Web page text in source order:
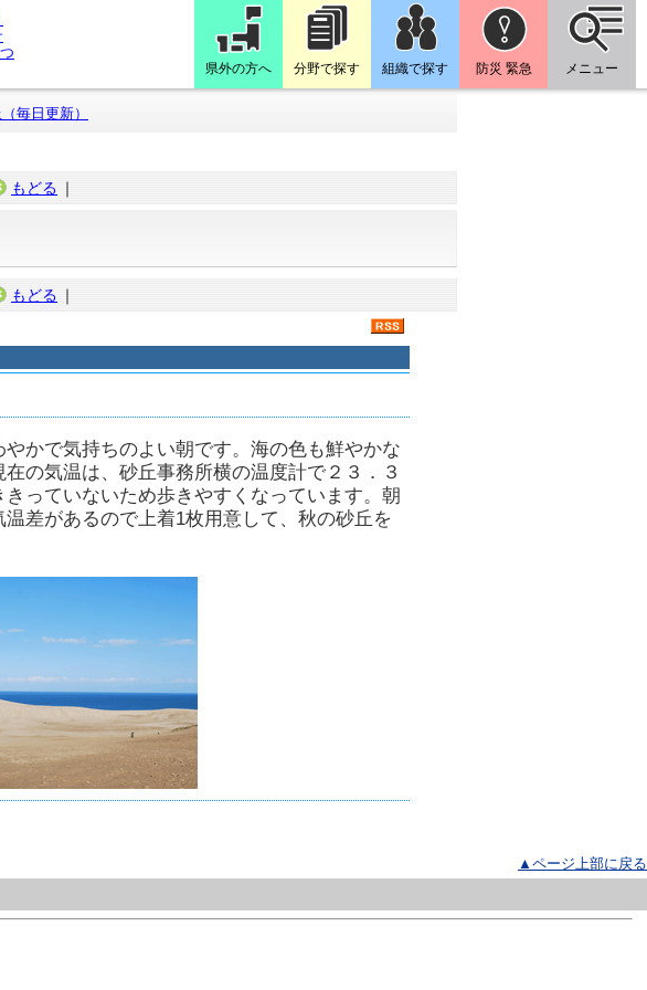
県外の方へ 分野で探す 組織で探す 防災 緊急 メニュー
毎日更新）
もどる ｜
もどる ｜
かで気持ちのよい朝です。海の色も鮮やかな
の気温は、砂丘事務所横の温度計で２３．３
っていないため歩きやすくなっています。朝
差があるので上着1枚用意して、秋の砂丘を
▲ページ上部に戻る